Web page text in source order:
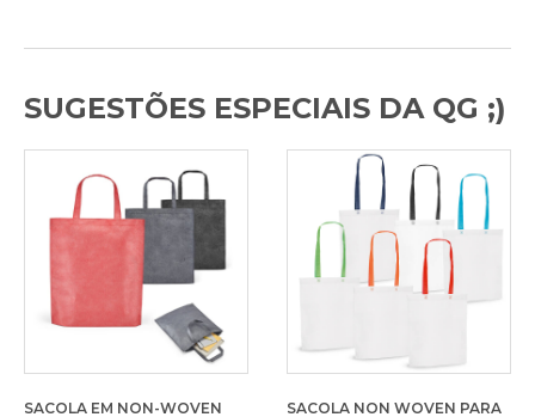
SUGESTÕES ESPECIAIS DA QG ;)
SACOLA EM NON-WOVEN
SACOLA NON WOVEN PARA